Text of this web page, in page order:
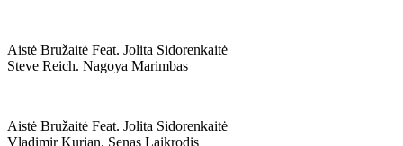
Aistė Bružaitė Feat. Jolita Sidorenkaitė
Steve Reich. Nagoya Marimbas
Aistė Bružaitė Feat. Jolita Sidorenkaitė
Vladimir Kurian. Senas Laikrodis